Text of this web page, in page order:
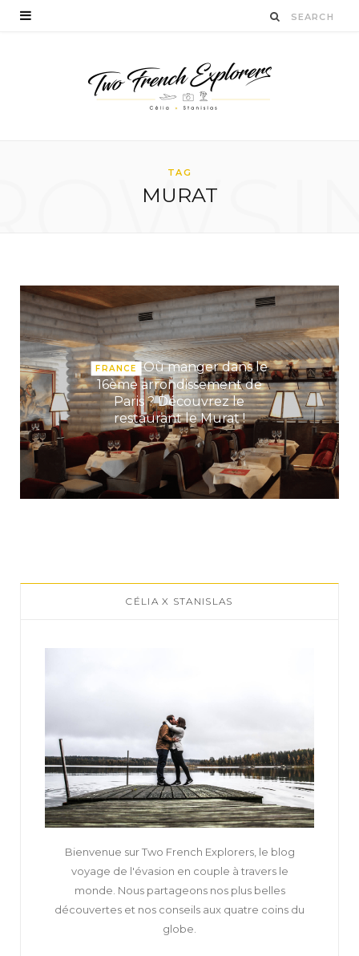
TAG
MURAT
FRANCE
Où manger dans le
16ème arrondissement de
Paris ? Découvrez le
restaurant le Murat !
CÉLIA X STANISLAS
Bienvenue sur Two French Explorers, le blog
voyage de l'évasion en couple à travers le
monde. Nous partageons nos plus belles
découvertes et nos conseils aux quatre coins du
globe.